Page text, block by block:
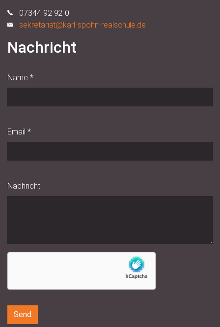
07344 92 92-0
sekretariat@karl-spohn-realschule.de
Nachricht
Name *
Email *
Nachricht